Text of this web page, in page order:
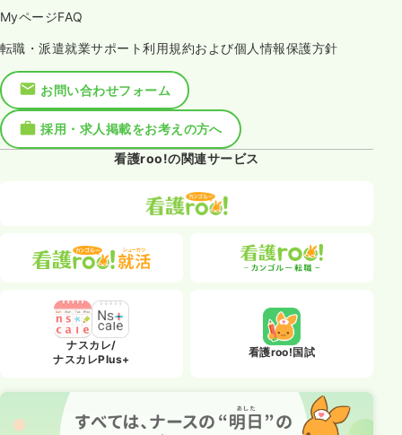
MyページFAQ
転職・派遣就業サポート利用規約および個人情報保護方針
お問い合わせフォーム
採用・求人掲載をお考えの方へ
看護roo!の関連サービス
ナスカレ/
ナスカレPlus+
看護roo!国試